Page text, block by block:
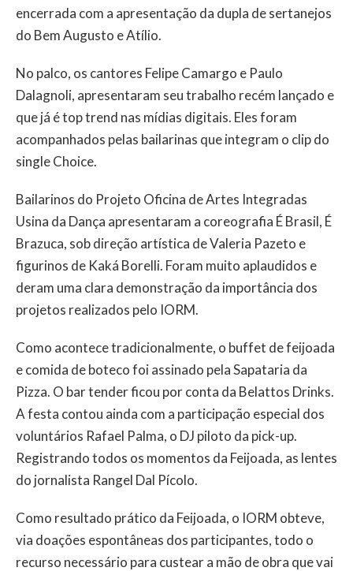
encerrada com a apresentação da dupla de sertanejos
do Bem Augusto e Atílio.
No palco, os cantores Felipe Camargo e Paulo
Dalagnoli, apresentaram seu trabalho recém lançado e
que já é top trend nas mídias digitais. Eles foram
acompanhados pelas bailarinas que integram o clip do
single Choice.
Bailarinos do Projeto Oficina de Artes Integradas
Usina da Dança apresentaram a coreografia É Brasil, É
Brazuca, sob direção artística de Valeria Pazeto e
figurinos de Kaká Borelli. Foram muito aplaudidos e
deram uma clara demonstração da importância dos
projetos realizados pelo IORM.
Como acontece tradicionalmente, o buffet de feijoada
e comida de boteco foi assinado pela Sapataria da
Pizza. O bar tender ficou por conta da Belattos Drinks.
A festa contou ainda com a participação especial dos
voluntários Rafael Palma, o DJ piloto da pick-up.
Registrando todos os momentos da Feijoada, as lentes
do jornalista Rangel Dal Pícolo.
Como resultado prático da Feijoada, o IORM obteve,
via doações espontâneas dos participantes, todo o
recurso necessário para custear a mão de obra que vai